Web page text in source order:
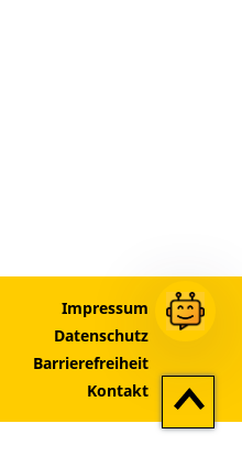
Impressum
Datenschutz
Barrierefreiheit
Kontakt
Zum